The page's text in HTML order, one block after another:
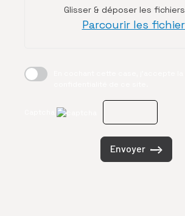
Glisser & déposer les
Parcourir les
Envoyer